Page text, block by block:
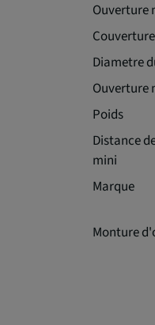
Ouverture
Diametre
Ouverture
Poids
Distance
mini
Marque
Monture